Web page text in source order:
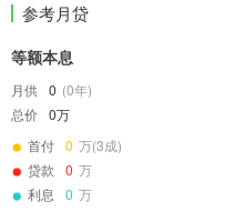
参考月贷
等额本息
月供 0 (0年)
总价 0万
首付 0 万(3成)
贷款
0 万
利息
0 万